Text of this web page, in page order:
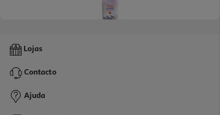
Amaciador Concentrado Auchan Lavanda 80 Doses
1,79 €
Lojas
Contacto
Ajuda